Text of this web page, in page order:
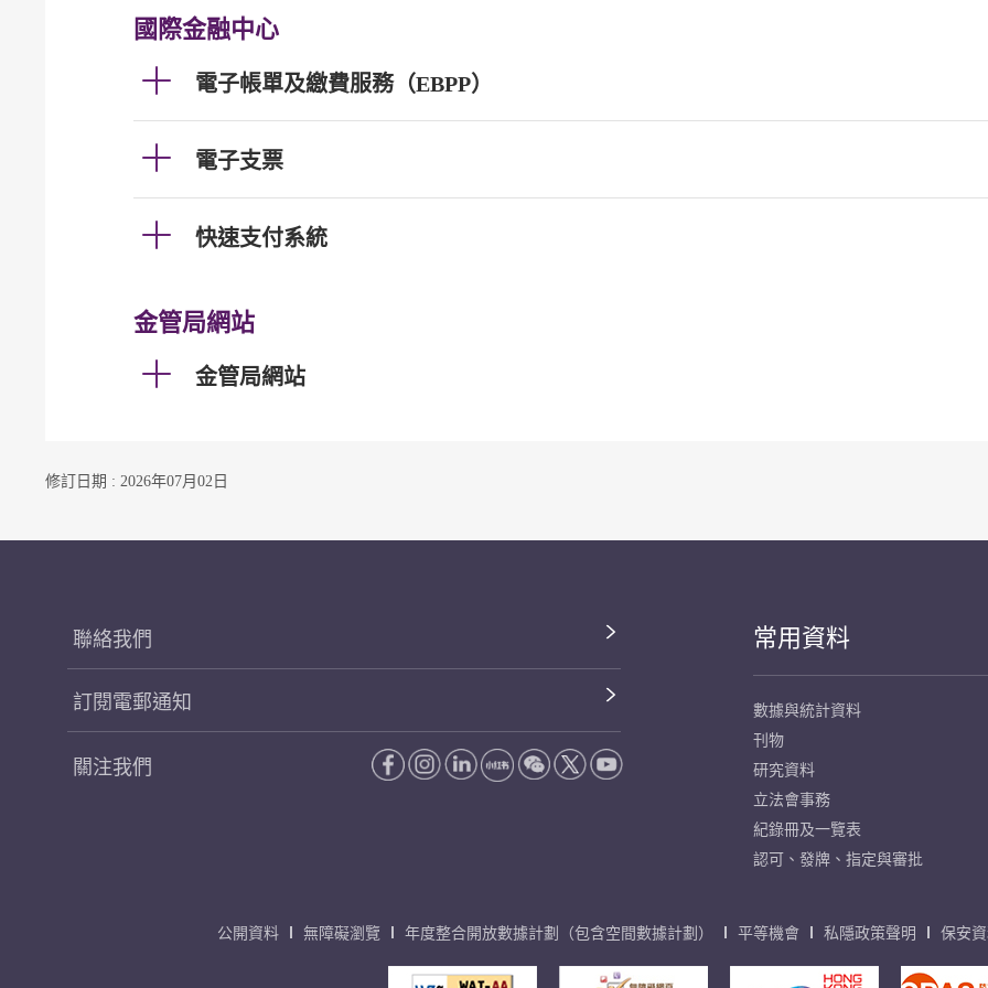
國際金融中心
電子帳單及繳費服務（EBPP）
電子支票
快速支付系統
金管局網站
金管局網站
修訂日期 : 2026年07月02日
聯絡我們
訂閱電郵通知
關注我們
常用資料
數據與統計資料
刊物
研究資料
立法會事務
紀錄冊及一覽表
認可、發牌、指定與審批
公開資料 無障礙瀏覽 年度整合開放數據計劃（包含空間數據計劃） 平等機會 私隱政策聲明 保安